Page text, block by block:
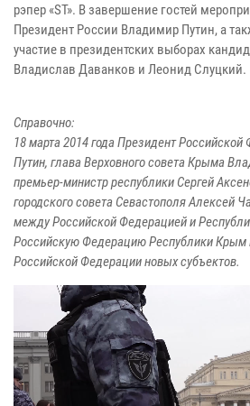
рэпер «ST». В завершение гостей
Президент России Владимир Путин, а
участие в президентских выборах
Владислав Даванков и Леонид Слуцкий.
Справочно:
18 марта 2014 года Президент
Путин, глава Верховного совета Крыма
премьер-министр республики Сергей
городского совета Севастополя Алексей
между Российской Федерацией и
Российскую Федерацию Республики Крым
Российской Федерации новых субъектов.